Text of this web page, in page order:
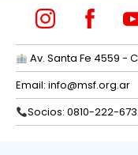
Av. Santa Fe 4559 -
Email: info@msf.org.ar
Socios: 0810-222-